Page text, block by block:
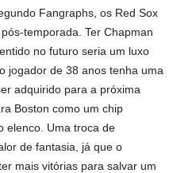
Fangraphs, os Red Sox
temporada. Ter Chapman
no futuro seria um luxo
jogador de 38 anos tenha uma
adquirido para a próxima
Boston como um chip
elenco. Uma troca de
de fantasia, já que o
mais vitórias para salvar um